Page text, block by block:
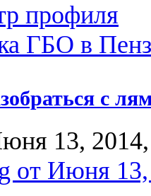
с
13,
от Июня